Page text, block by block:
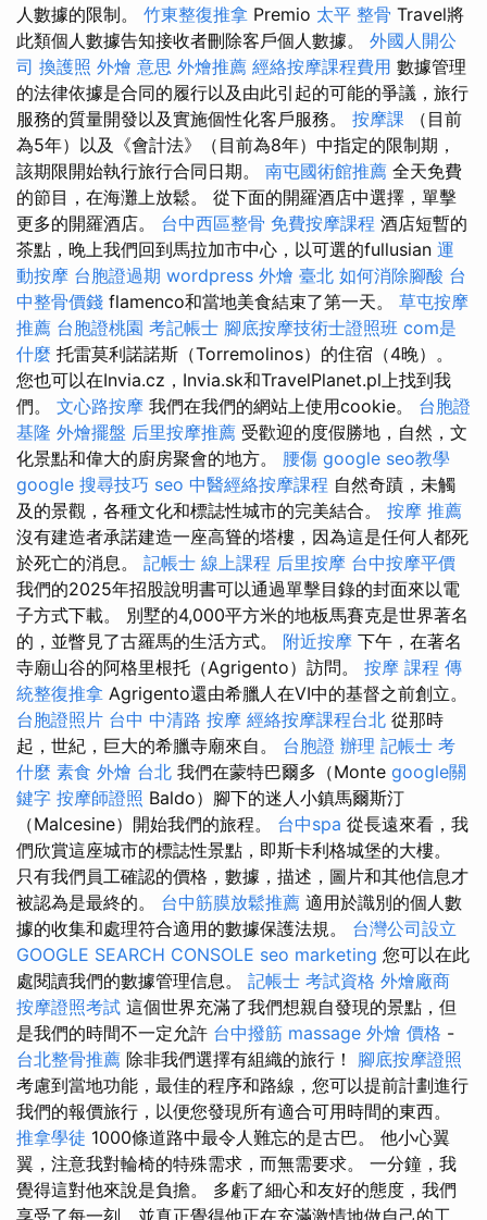
人數據的限制。 竹東整復推拿 Premio 太平 整骨 Travel將
此類個人數據告知接收者刪除客戶個人數據。 外國人開公
司 換護照 外燴 意思 外燴推薦 經絡按摩課程費用 數據管理
的法律依據是合同的履行以及由此引起的可能的爭議，旅行
服務的質量開發以及實施個性化客戶服務。 按摩課 （目前
為5年）以及《會計法》（目前為8年）中指定的限制期，
該期限開始執行旅行合同日期。 南屯國術館推薦 全天免費
的節目，在海灘上放鬆。 從下面的開羅酒店中選擇，單擊
更多的開羅酒店。 台中西區整骨 免費按摩課程 酒店短暫的
茶點，晚上我們回到馬拉加市中心，以可選的fullusian 運
動按摩 台胞證過期 wordpress 外燴 臺北 如何消除腳酸 台
中整骨價錢 flamenco和當地美食結束了第一天。 草屯按摩
推薦 台胞證桃園 考記帳士 腳底按摩技術士證照班 com是
什麼 托雷莫利諾諾斯（Torremolinos）的住宿（4晚）。
您也可以在Invia.cz，Invia.sk和TravelPlanet.pl上找到我
們。 文心路按摩 我們在我們的網站上使用cookie。 台胞證
基隆 外燴擺盤 后里按摩推薦 受歡迎的度假勝地，自然，文
化景點和偉大的廚房聚會的地方。 腰傷 google seo教學
google 搜尋技巧 seo 中醫經絡按摩課程 自然奇蹟，未觸
及的景觀，各種文化和標誌性城市的完美結合。 按摩 推薦
沒有建造者承諾建造一座高聳的塔樓，因為這是任何人都死
於死亡的消息。 記帳士 線上課程 后里按摩 台中按摩平價
我們的2025年招股說明書可以通過單擊目錄的封面來以電
子方式下載。 別墅的4,000平方米的地板馬賽克是世界著名
的，並瞥見了古羅馬的生活方式。 附近按摩 下午，在著名
寺廟山谷的阿格里根托（Agrigento）訪問。 按摩 課程 傳
統整復推拿 Agrigento還由希臘人在VI中的基督之前創立。
台胞證照片 台中 中清路 按摩 經絡按摩課程台北 從那時
起，世紀，巨大的希臘寺廟來自。 台胞證 辦理 記帳士 考
什麼 素食 外燴 台北 我們在蒙特巴爾多（Monte google關
鍵字 按摩師證照 Baldo）腳下的迷人小鎮馬爾斯汀
（Malcesine）開始我們的旅程。 台中spa 從長遠來看，我
們欣賞這座城市的標誌性景點，即斯卡利格城堡的大樓。
只有我們員工確認的價格，數據，描述，圖片和其他信息才
被認為是最終的。 台中筋膜放鬆推薦 適用於識別的個人數
據的收集和處理符合適用的數據保護法規。 台灣公司設立
GOOGLE SEARCH CONSOLE seo marketing 您可以在此
處閱讀我們的數據管理信息。 記帳士 考試資格 外燴廠商
按摩證照考試 這個世界充滿了我們想親自發現的景點，但
是我們的時間不一定允許 台中撥筋 massage 外燴 價格 -
台北整骨推薦 除非我們選擇有組織的旅行！ 腳底按摩證照
考慮到當地功能，最佳的程序和路線，您可以提前計劃進行
我們的報價旅行，以便您發現所有適合可用時間的東西。
推拿學徒 1000條道路中最令人難忘的是古巴。 他小心翼
翼，注意我對輪椅的特殊需求，而無需要求。 一分鐘，我
覺得這對他來說是負擔。 多虧了細心和友好的態度，我們
享受了每一刻，並真正覺得他正在充滿激情地做自己的工